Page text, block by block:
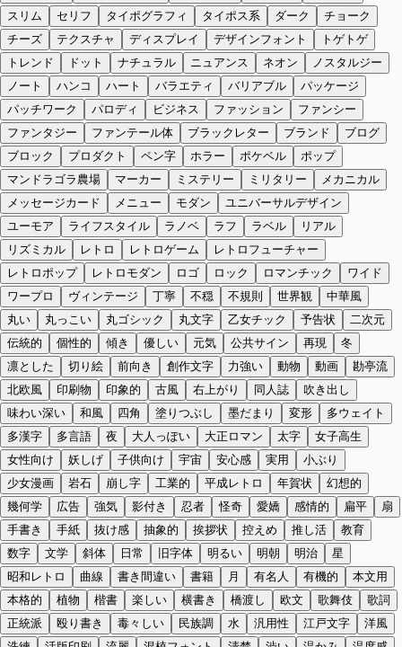
スリム
セリフ タイポグラフィ タイポス系 ダーク
チョーク
チーズ
テクスチャ ディスプレイ デザインフォント
トゲトゲ
トレンド
ドット ナチュラル ニュアンス ネオン
ノスタルジー
ノート
ハンコ ハート バラエティ バリアブル
パッケージ
パッチワーク
パロディ ビジネス ファッション
ファンシー
ファンタジー
ファンテール体 ブラックレター ブランド
ブログ
ブロック
プロダクト ペン字 ホラー ポケベル
ポップ
マンドラゴラ農場
マーカー ミステリー ミリタリー
メカニカル
メッセージカード
メニュー モダン
ユニバーサルデザイン
ユーモア
ライフスタイル ラノベ ラフ ラベル
リアル
リズミカル
レトロ レトロゲーム
レトロフューチャー
レトロポップ
レトロモダン ロゴ ロック ロマンチック
ワイド
ワープロ
ヴィンテージ 丁寧 不穏 不規則 世界観
中華風
丸い
丸っこい 丸ゴシック 丸文字 乙女チック 予告状
二次元
伝統的
個性的 傾き 優しい 元気 公共サイン 再現
冬
凛とした
切り絵 前向き 創作文字 力強い 動物 動画
勘亭流
北欧風
印刷物 印象的 古風 右上がり 同人誌
吹き出し
味わい深い
和風 四角 塗りつぶし 墨だまり 変形
多ウェイト
多漢字
多言語 夜 大人っぽい 大正ロマン 太字
女子高生
女性向け
妖しげ 子供向け 宇宙 安心感 実用
小ぶり
少女漫画
岩石 崩し字 工業的 平成レトロ 年賀状
幻想的
幾何学
広告 強気 影付き 忍者 怪奇 愛嬌 感情的 扁平
扇
手書き
手紙 抜け感 抽象的 挨拶状 控えめ 推し活
教育
数字
文学 斜体 日常 旧字体 明るい 明朝 明治
星
昭和レトロ
曲線 書き間違い 書籍 月 有名人 有機的
本文用
本格的
植物 楷書 楽しい 横書き 橋渡し 欧文 歌舞伎
歌詞
正統派
殴り書き 毒々しい 民族調 水 汎用性 江戸文字
洋風